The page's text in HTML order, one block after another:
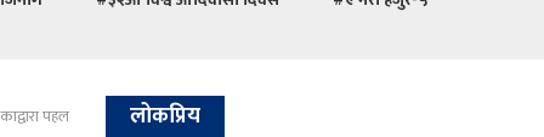
पहल लोकप्रिय